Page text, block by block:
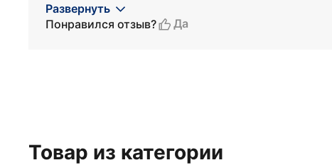
Развернуть
Понравился отзыв?
Да
Товар из категории